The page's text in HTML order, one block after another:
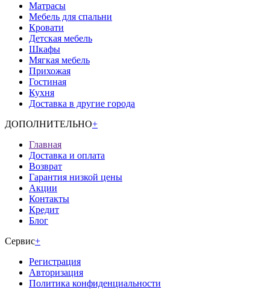
Матрасы
Мебель для спальни
Кровати
Детская мебель
Шкафы
Мягкая мебель
Прихожая
Гостиная
Кухня
Доставка в другие города
ДОПОЛНИТЕЛЬНО+
Главная
Доставка и оплата
Возврат
Гарантия низкой цены
Акции
Контакты
Кредит
Блог
Сервис+
Регистрация
Авторизация
Политика конфиденциальности